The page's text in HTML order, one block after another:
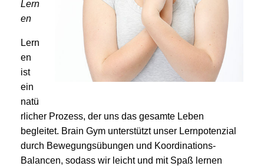
Lern
en
Lern
en
ist
ein
natü
rlicher Prozess, der uns das gesamte Leben
begleitet. Brain Gym unterstützt unser Lernpotenzial
durch Bewegungsübungen und Koordinations-
Balancen, sodass wir leicht und mit Spaß lernen